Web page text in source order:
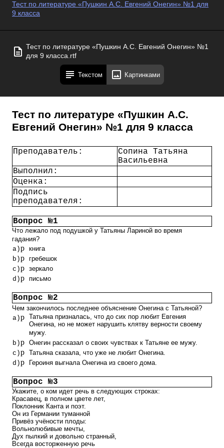
Тест по литературе «Пушкин А.С. Евгений Онегин» №1 для
9 класса
Тест по литературе «Пушкин А.С. Евгений Онегин» №1
для 9 класса.rtf
Текстом Картинками
Тест по литературе «Пушкин А.С.
Евгений Онегин» №1 для 9 класса
Преподаватель:
Сопина Татьяна
Васильевна
Выполнил:
Оценка:
Подпись
преподавателя:
Вопрос №1
Что лежало под подушкой у Татьяны Лариной во время
гадания?
a)p книга
b)p гребешок
c)p зеркало
d)p письмо
Вопрос №2
Чем закончилось последнее объяснение Онегина с Татьяной?
a)p Татьяна призналась, что до сих пор любит Евгения
Онегина, но не может нарушить клятву верности своему
мужу.
b)p Онегин рассказал о своих чувствах к Татьяне ее мужу.
c)p Татьяна сказала, что уже не любит Онегина.
d)p Героиня выгнала Онегина из своего дома.
Вопрос №3
Укажите, о ком идет речь в следующих строках:
Красавец, в полном цвете лет,
Поклонник Канта и поэт.
Он из Германии туманной
Привёз учёности плоды:
Вольнолюбивые мечты,
Дух пылкий и довольно странный,
Всегда восторженную речь